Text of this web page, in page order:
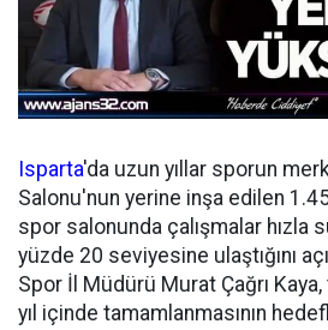
Isparta'da uzun yıllar sporun
Salonu'nun yerine inşa edilen
spor salonunda çalışmalar hızla
yüzde 20 seviyesine ulaştığını
Spor İl Müdürü Murat Çağrı
yıl içinde tamamlanmasının